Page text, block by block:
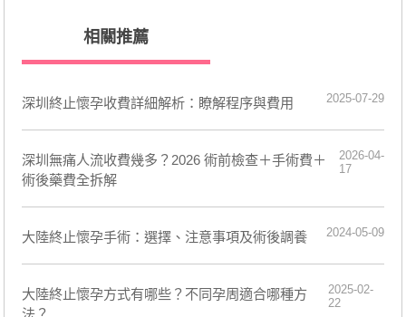
相關推薦
深圳終止懷孕收費詳細解析：瞭解程序與費用 2025-07-29
深圳無痛人流收費幾多？2026 術前檢查＋手術費＋
術後藥費全拆解
2026-04-
17
大陸終止懷孕手術：選擇、注意事項及術後調養 2024-05-09
​大陸終止懷孕方式有哪些？不同孕周適合哪種方
2025-02-
22